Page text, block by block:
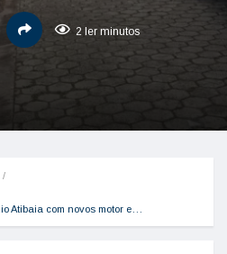
2 ler minutos
Atibaia com novos motor e…